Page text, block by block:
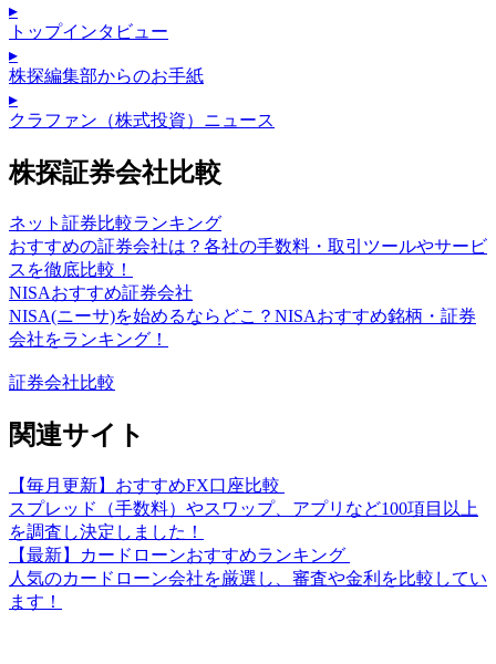
▸
トップインタビュー
▸
株探編集部からのお手紙
▸
クラファン（株式投資）ニュース
株探証券会社比較
ネット証券比較ランキング
おすすめの証券会社は？各社の手数料・取引ツールやサービ
スを徹底比較！
NISAおすすめ証券会社
NISA(ニーサ)を始めるならどこ？NISAおすすめ銘柄・証券
会社をランキング！
証券会社比較
関連サイト
【毎月更新】おすすめFX口座比較
スプレッド（手数料）やスワップ、アプリなど100項目以上
を調査し決定しました！
【最新】カードローンおすすめランキング
人気のカードローン会社を厳選し、審査や金利を比較してい
ます！